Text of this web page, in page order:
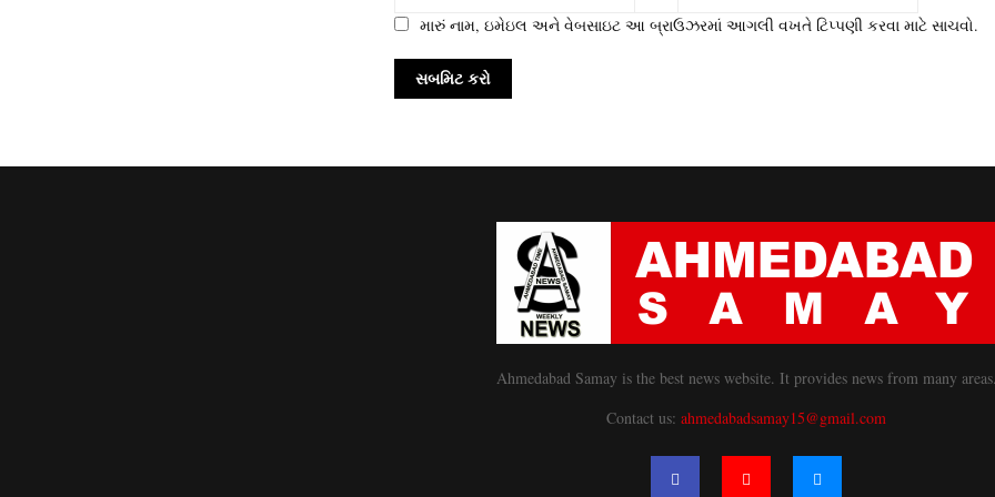
મારું નામ, ઇમેઇલ અને વેબસાઇટ આ બ્રાઉઝરમાં આગલી વખતે ટિપ્પણી કરવા માટે સાચવો.
Ahmedabad Samay is the best news website. It provides news from many
Contact us: ahmedabadsamay15@gmail.com